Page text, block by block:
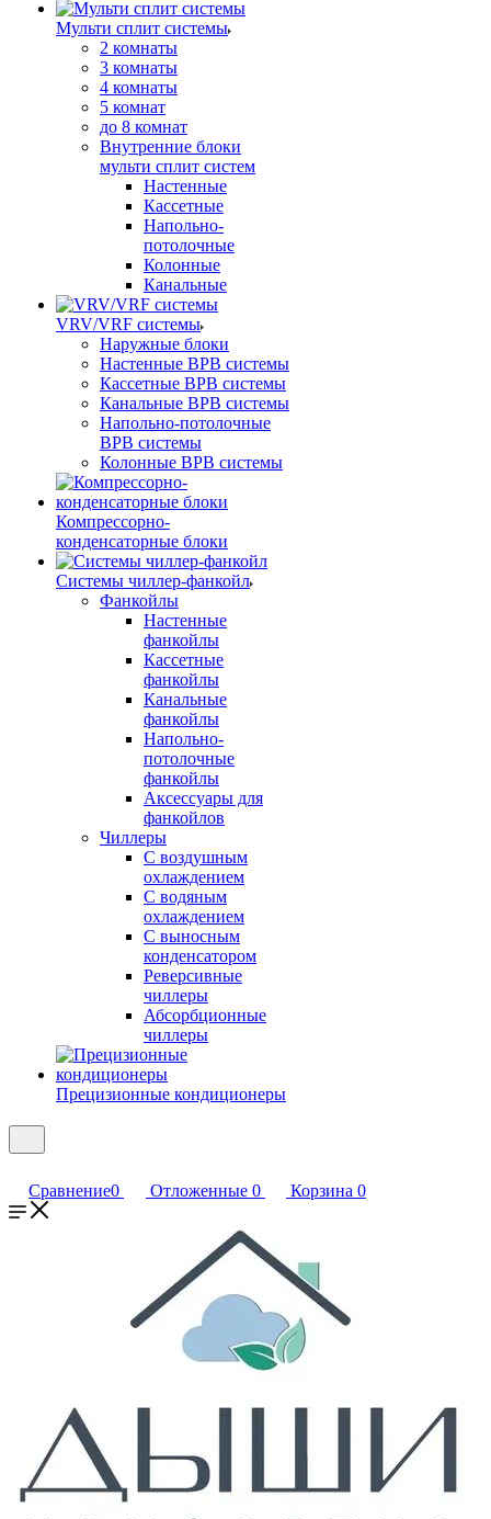
Мульти сплит системы
2 комнаты
3 комнаты
4 комнаты
5 комнат
до 8 комнат
Внутренние блоки
мульти сплит систем
Настенные
Кассетные
Напольно-
потолочные
Колонные
Канальные
VRV/VRF системы
Наружные блоки
Настенные ВРВ системы
Кассетные ВРВ системы
Канальные ВРВ системы
Напольно-потолочные
ВРВ системы
Колонные ВРВ системы
Компрессорно-
конденсаторные блоки
Системы чиллер-фанкойл
Фанкойлы
Настенные
фанкойлы
Кассетные
фанкойлы
Канальные
фанкойлы
Напольно-
потолочные
фанкойлы
Аксессуары для
фанкойлов
Чиллеры
С воздушным
охлаждением
С водяным
охлаждением
С выносным
конденсатором
Реверсивные
чиллеры
Абсорбционные
чиллеры
Прецизионные кондиционеры
Сравнение0 Отложенные 0 Корзина 0